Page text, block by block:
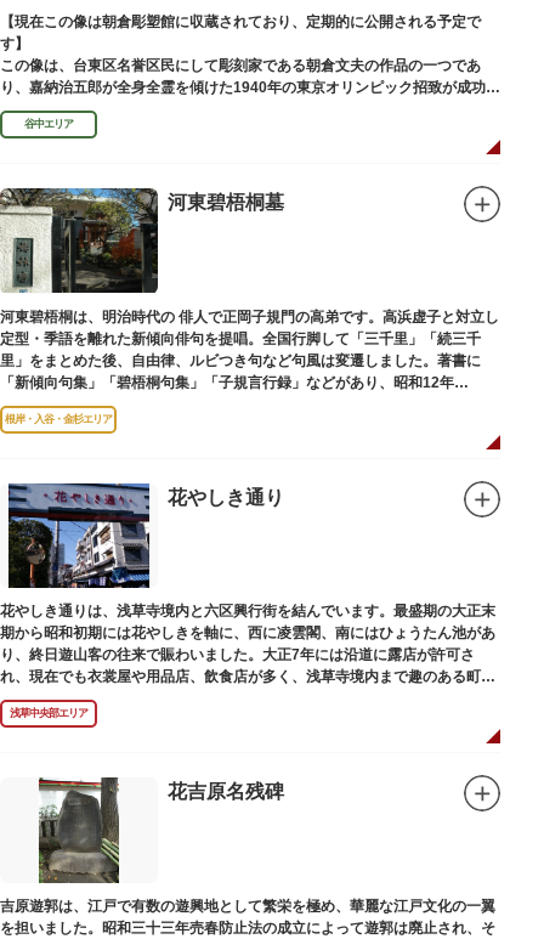
【現在この像は朝倉彫塑館に収蔵されており、定期的に公開される予定で
す】
この像は、台東区名誉区民にして彫刻家である朝倉文夫の作品の一つであ
り、嘉納治五郎が全身全霊を傾けた1940年の東京オリンピック招致が成功
（のちに返上）した、1936年に制作されました。
朝倉文夫は、1907～1910年ころに嘉納と知り合ったと推察されます。その
後も縁があり、嘉納の人柄や骨格などを熟知していた朝倉は、嘉納の海外出
ポーズは、嘉納の柔道家としての「不動の姿勢」を意識したと思われます。
谷中エリア
河東碧梧桐墓
河東碧梧桐は、明治時代の 俳人で正岡子規門の高弟です。高浜虚子と対立し
定型・季語を離れた新傾向俳句を提唱。全国行脚して「三千里」「続三千
里」をまとめた後、自由律、ルビつき句など句風は変遷しました。著書に
「新傾向句集」「碧梧桐句集」「子規言行録」などがあり、昭和12年
（1937）に没し、お墓は梅林寺（ばいりんじ）にあります。
根岸・入谷・金杉エリア
花やしき通り
花やしき通りは、浅草寺境内と六区興行街を結んでいます。最盛期の大正末
期から昭和初期には花やしきを軸に、西に凌雲閣、南にはひょうたん池があ
り、終日遊山客の往来で賑わいました。大正7年には沿道に露店が許可さ
れ、現在でも衣裳屋や用品店、飲食店が多く、浅草寺境内まで趣のある町並
みが続いています。
浅草中央部エリア
花吉原名残碑
吉原遊郭は、江戸で有数の遊興地として繁栄を極め、華麗な江戸文化の一翼
を担いました。昭和三十三年売春防止法の成立によって遊郭は廃止され、そ